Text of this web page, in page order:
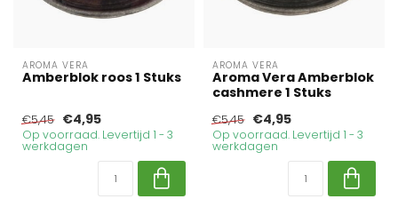
AROMA VERA
Amberblok roos 1 Stuks
€5,45 €4,95
Op voorraad. Levertijd 1 - 3
werkdagen
AROMA VERA
Aroma Vera Amberblok
cashmere 1 Stuks
€5,45 €4,95
Op voorraad. Levertijd 1 - 3
werkdagen